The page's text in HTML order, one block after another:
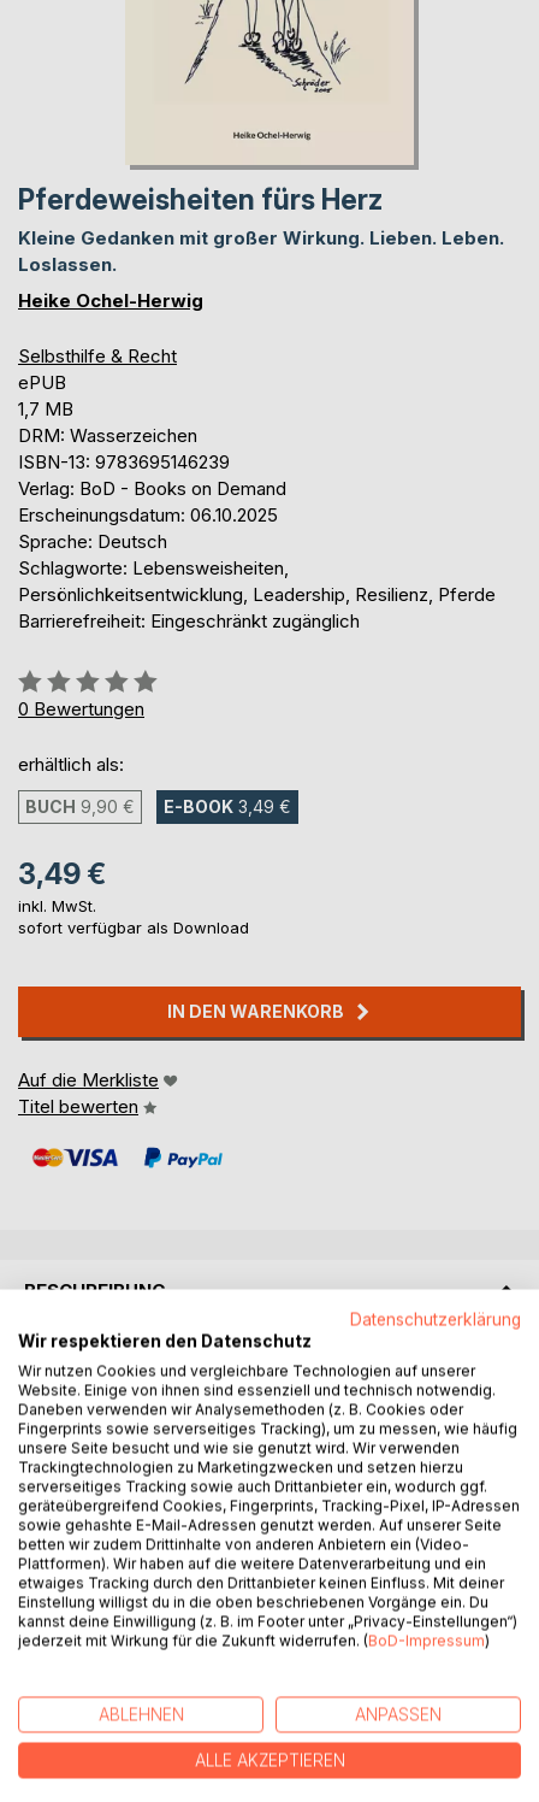
Pferdeweisheiten fürs Herz
Kleine Gedanken mit großer Wirkung. Lieben. Leben.
Loslassen.
Heike Ochel-Herwig
Selbsthilfe & Recht
ePUB
1,7 MB
DRM: Wasserzeichen
ISBN-13: 9783695146239
Verlag: BoD - Books on Demand
Erscheinungsdatum: 06.10.2025
Sprache: Deutsch
Schlagworte: Lebensweisheiten,
Persönlichkeitsentwicklung, Leadership, Resilienz, Pferde
Barrierefreiheit: Eingeschränkt zugänglich
Bewertung::
0%
0 Bewertungen
erhältlich als:
BUCH 9,90 € E-BOOK 3,49 €
3,49 €
inkl. MwSt.
sofort verfügbar als Download
IN DEN WARENKORB
Auf die Merkliste
Titel bewerten
BESCHREIBUNG
Manchmal braucht es keine großen Worte. Sondern ein
leises Schnauben. Einen Blick voller Präsenz. Einen
Moment mit einem Pferd, der uns erinnert, wer wir wirklich
sind.
Ein Ohr kippt, ein Atemzug wärmt, ein Blick trifft und
plötzlich spüren wir, dass wir längst verbunden sind.
Mit uns selbst. Mit dem Leben. Mit etwas Größerem.
Dieses Buch ist eine Einladung:
Zum Innehalten. Zum Erinnern. Zum Wiederfühlen.
Pferdeweisheiten fürs Herz versammelt Gedanken und
Impulse, die aus Begegnungen geboren wurden mit
Wesen, die nicht sprechen müssen, um uns tief zu
Klar im Blick. Geduldig im Sein. Liebevoll in der Wahrheit.
Manche Zeilen machen Mut.
Datenschutzerklärung
Wir respektieren den Datenschutz
Wir nutzen Cookies und vergleichbare Technologien auf unserer
Website. Einige von ihnen sind essenziell und technisch notwendig.
Daneben verwenden wir Analysemethoden (z. B. Cookies oder
Fingerprints sowie serverseitiges Tracking), um zu messen, wie häufig
unsere Seite besucht und wie sie genutzt wird. Wir verwenden
Trackingtechnologien zu Marketingzwecken und setzen hierzu
serverseitiges Tracking sowie auch Drittanbieter ein, wodurch ggf.
geräteübergreifend Cookies, Fingerprints, Tracking-Pixel, IP-Adressen
sowie gehashte E-Mail-Adressen genutzt werden. Auf unserer Seite
betten wir zudem Drittinhalte von anderen Anbietern ein (Video-
Plattformen). Wir haben auf die weitere Datenverarbeitung und ein
etwaiges Tracking durch den Drittanbieter keinen Einfluss. Mit deiner
Einstellung willigst du in die oben beschriebenen Vorgänge ein. Du
kannst deine Einwilligung (z. B. im Footer unter „Privacy-Einstellungen“)
jederzeit mit Wirkung für die Zukunft widerrufen. (BoD-Impressum)
ABLEHNEN ANPASSEN
ALLE AKZEPTIEREN